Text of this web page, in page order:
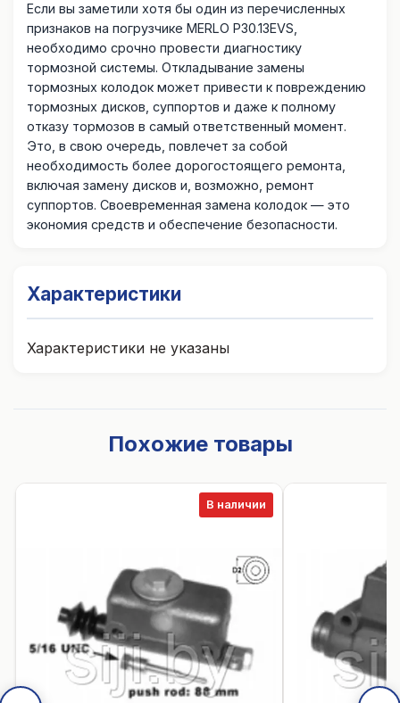
Если вы заметили хотя бы один из перечисленных
признаков на погрузчике MERLO P30.13EVS,
необходимо срочно провести диагностику
тормозной системы. Откладывание замены
тормозных колодок может привести к повреждению
тормозных дисков, суппортов и даже к полному
отказу тормозов в самый ответственный момент.
Это, в свою очередь, повлечет за собой
необходимость более дорогостоящего ремонта,
включая замену дисков и, возможно, ремонт
суппортов. Своевременная замена колодок — это
экономия средств и обеспечение безопасности.
Характеристики
Характеристики не указаны
Похожие товары
В наличии